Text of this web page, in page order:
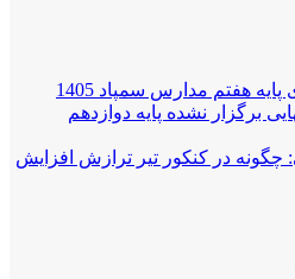
هفتم مدارس سمپاد 1405
برگزار نشده پایه دوازدهم
591 تجربی: چگونه در کنکور تیر ترازش افزایش